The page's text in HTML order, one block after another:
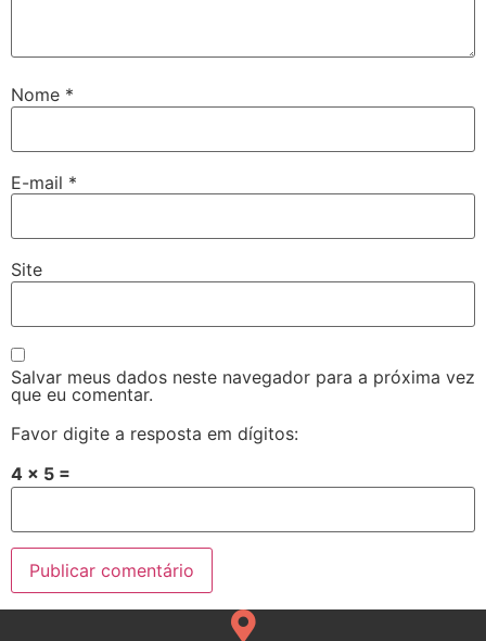
Nome *
E-mail *
Site
Salvar meus dados neste navegador para a próxima vez
que eu comentar.
Favor digite a resposta em dígitos:
4 × 5 =